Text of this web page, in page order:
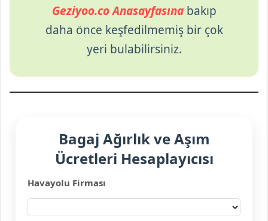
Geziyoo.co Anasayfasınabakıp
daha önce keşfedilmemiş bir çok
yeri bulabilirsiniz.
Bagaj Ağırlık ve Aşım
Ücretleri Hesaplayıcısı
Havayolu Firması